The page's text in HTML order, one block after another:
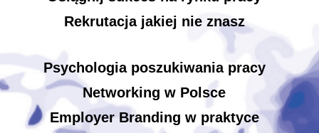
Rekrutacja jakiej nie znasz
Psychologia poszukiwania pracy
Networking w Polsce
Employer Branding w praktyce